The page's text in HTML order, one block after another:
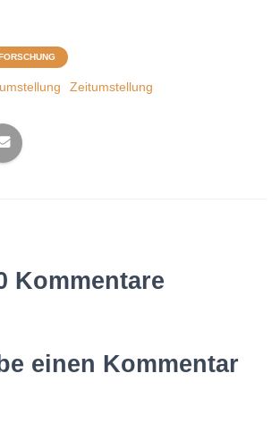
Zeitumstellung
Kommentare
einen Kommentar